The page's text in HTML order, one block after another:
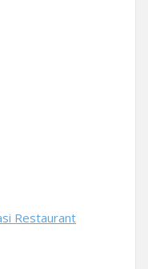
Restaurant